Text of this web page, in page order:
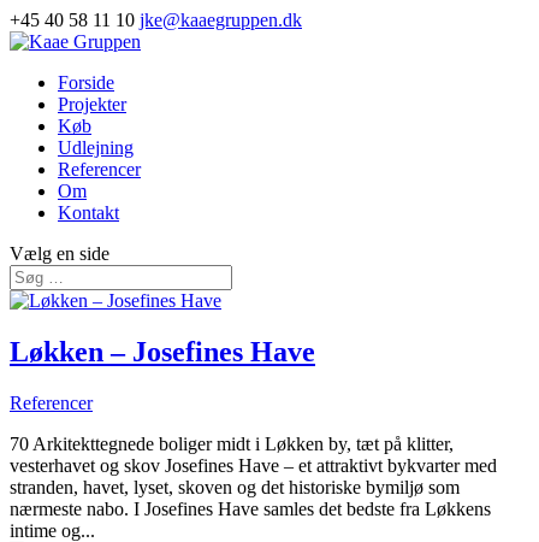
+45 40 58 11 10 jke@kaaegruppen.dk
Forside
Projekter
Køb
Udlejning
Referencer
Om
Kontakt
Vælg en side
Løkken – Josefines Have
Referencer
70 Arkitekttegnede boliger midt i Løkken by, tæt på klitter,
vesterhavet og skov Josefines Have – et attraktivt bykvarter med
stranden, havet, lyset, skoven og det historiske bymiljø som
nærmeste nabo. I Josefines Have samles det bedste fra Løkkens
intime og...